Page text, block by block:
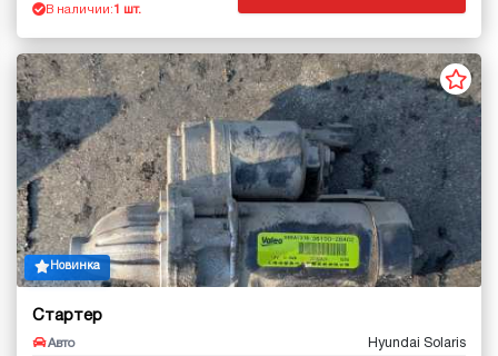
В наличии: 1 шт.
Новинка
Стартер
Авто Hyundai Solaris